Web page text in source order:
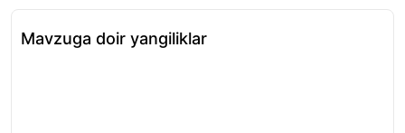
Mavzuga doir yangiliklar